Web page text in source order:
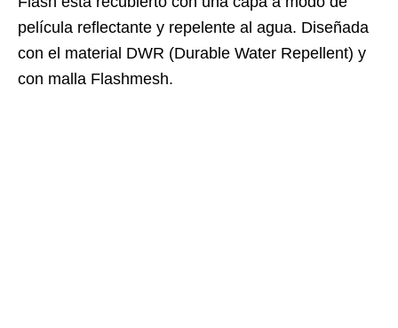
película reflectante y repelente al agua. Diseñada
con el material DWR (Durable Water Repellent) y
con malla Flashmesh.